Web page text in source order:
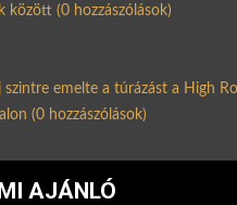
között (0 hozzászólások)
szintre emelte a túrázást a High
(0 hozzászólások)
AJÁNLÓ